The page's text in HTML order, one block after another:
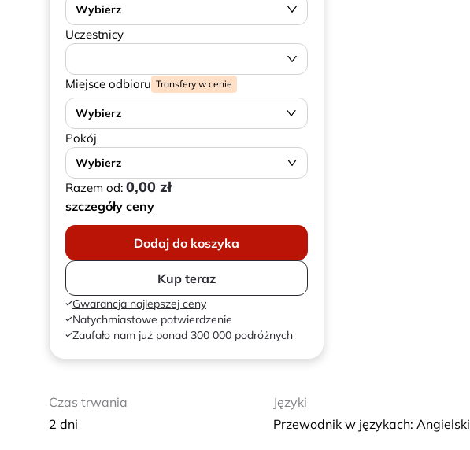
Wybierz
Uczestnicy
Miejsce odbioru Transfery w cenie
Wybierz
Pokój
Wybierz
Razem od: 0,00 zł
szczegóły ceny
Dodaj do koszyka
Kup teraz
Gwarancja najlepszej ceny
Natychmiastowe potwierdzenie
Zaufało nam już ponad 300 000 podróżnych
Czas trwania
2 dni
Języki
Przewodnik w językach: Angielski